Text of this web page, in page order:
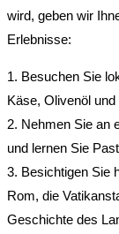
wird, geben wir
Erlebnisse:
1. Besuchen Sie
Käse, Olivenöl
2. Nehmen Sie an
und lernen Sie
3. Besichtigen Sie
Rom, die
Geschichte des